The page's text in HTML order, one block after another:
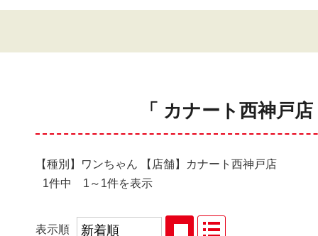
「 カナート西神戸
【種別】ワンちゃん 【店舗】カナート西神戸店
1件中 1～1件を表示
表示順